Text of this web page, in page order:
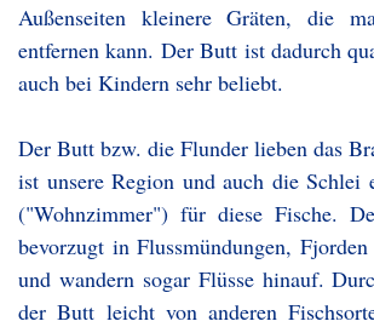
Außenseiten kleinere Gräten, die
entfernen kann. Der Butt ist dadurch
auch bei Kindern sehr beliebt.
Der Butt bzw. die Flunder lieben das
ist unsere Region und auch die Schlei
("Wohnzimmer") für diese Fische.
bevorzugt in Flussmündungen,
und wandern sogar Flüsse hinauf.
der Butt leicht von anderen